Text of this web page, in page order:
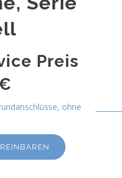
Preis
ohne